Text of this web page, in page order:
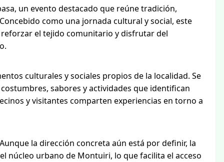
un evento destacado que reúne tradición,
como una jornada cultural y social, este
el tejido comunitario y disfrutar del
culturales y sociales propios de la localidad. Se
sabores y actividades que identifican
y visitantes comparten experiencias en torno a
la dirección concreta aún está por definir, la
núcleo urbano de Montuiri, lo que facilita el acceso